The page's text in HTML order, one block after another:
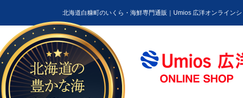
北海道白糠町のいくら・海鮮専門通販｜Umios 広洋オンライン